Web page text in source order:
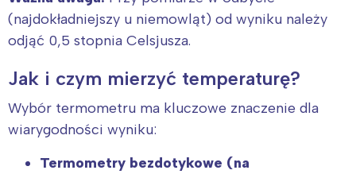
(najdokładniejszy u niemowląt) od wyniku należy
odjąć 0,5 stopnia Celsjusza.
Jak i czym mierzyć temperaturę?
Wybór termometru ma kluczowe znaczenie dla
wiarygodności wyniku:
Termometry bezdotykowe (na